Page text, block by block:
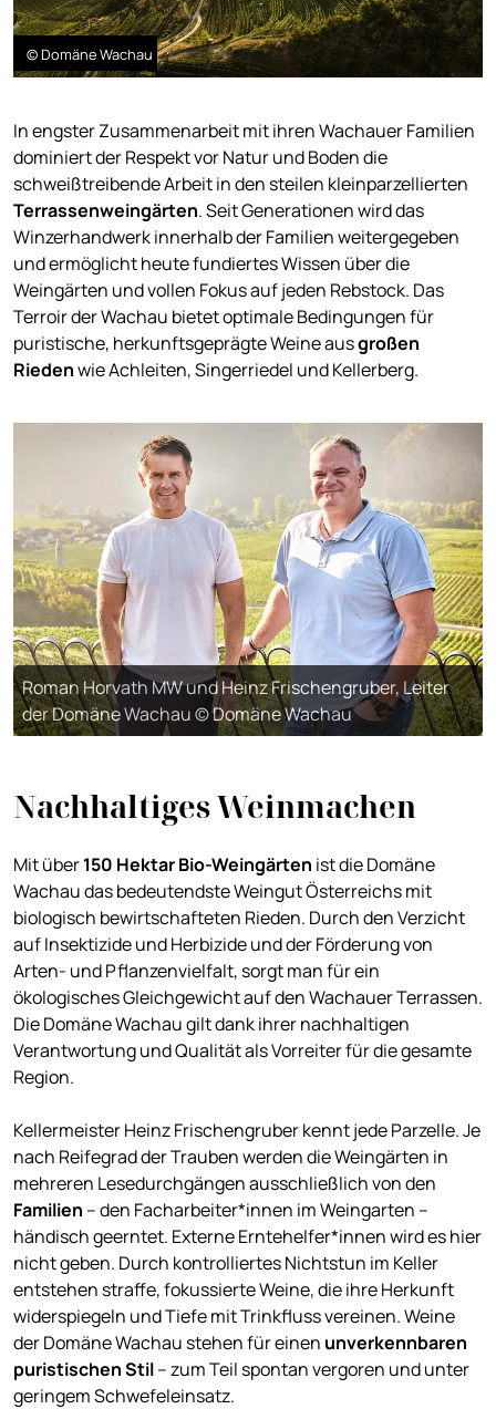
© Domäne Wachau
In engster Zusammenarbeit mit ihren Wachauer Familien
dominiert der Respekt vor Natur und Boden die
schweißtreibende Arbeit in den steilen kleinparzellierten
Terrassenweingärten. Seit Generationen wird das
Winzerhandwerk innerhalb der Familien weitergegeben
und ermöglicht heute fundiertes Wissen über die
Weingärten und vollen Fokus auf jeden Rebstock. Das
Terroir der Wachau bietet optimale Bedingungen für
puristische, herkunftsgeprägte Weine ausgroßen
Riedenwie Achleiten, Singerriedel und Kellerberg.
Roman Horvath MW und Heinz Frischengruber, Leiter
der Domäne Wachau © Domäne Wachau
Nachhaltiges Weinmachen
Mit über150 Hektar Bio-Weingärten ist die Domäne
Wachau das bedeutendste Weingut Österreichs mit
biologisch bewirtschafteten Rieden. Durch den Verzicht
auf Insektizide und Herbizide und der Förderung von
Arten- und Pflanzenvielfalt, sorgt man für ein
ökologisches Gleichgewicht auf den Wachauer Terrassen.
Die Domäne Wachau gilt dank ihrer nachhaltigen
Verantwortung und Qualität als Vorreiter für die gesamte
Region.
Kellermeister Heinz Frischengruber kennt jede Parzelle. Je
nach Reifegrad der Trauben werden die Weingärten in
mehreren Lesedurchgängen ausschließlich von den
Familien – den Facharbeiter*innen im Weingarten –
händisch geerntet. Externe Erntehelfer*innen wird es hier
nicht geben. Durch kontrolliertes Nichtstun im Keller
entstehen straffe, fokussierte Weine, die ihre Herkunft
widerspiegeln und Tiefe mit Trinkfluss vereinen. Weine
der Domäne Wachau stehen für einen unverkennbaren
puristischen Stil– zum Teil spontan vergoren und unter
geringem Schwefeleinsatz.